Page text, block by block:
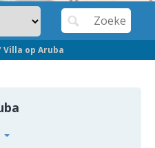
Villa op Aruba